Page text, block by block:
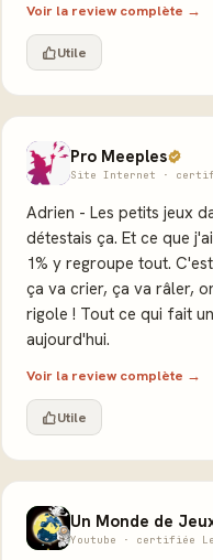
Voir la review complète →
Utile
Pro Meeples
Site Internet ·
Adrien - Les petits jeux
détestais ça. Et ce que
1% y regroupe tout.
ça va crier, ça va râler,
rigole ! Tout ce qui fait
aujourd'hui.
Voir la review complète →
Utile
Un Monde de
Youtube · certifiée